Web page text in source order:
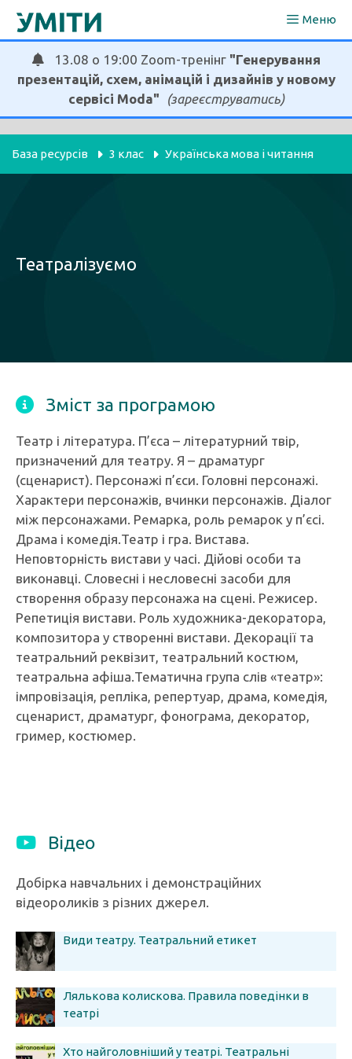
Перейти
Меню
13.08 о 19:00 Zoom-тренінг "Генерування
презентацій, схем, анімацій і дизайнів у новому
сервісі Moda"
(зареєструватись)
База ресурсів 3 клас Українська мова і читання
Театралізуємо
Зміст за програмою
Театр і література. П’єса – літературний твір,
призначений для театру. Я – драматург
(сценарист). Персонажі п’єси. Головні персонажі.
Характери персонажів, вчинки персонажів. Діалог
між персонажами. Ремарка, роль ремарок у п’єсі.
Драма і комедія.Театр і гра. Вистава.
Неповторність вистави у часі. Дійові особи та
виконавці. Словесні і несловесні засоби для
створення образу персонажа на сцені. Режисер.
Репетиція вистави. Роль художника-декоратора,
композитора у створенні вистави. Декорації та
театральний реквізит, театральний костюм,
театральна афіша.Тематична група слів «театр»:
імпровізація, репліка, репертуар, драма, комедія,
сценарист, драматург, фонограма, декоратор,
гример, костюмер.
Відео
Добірка навчальних і демонстраційних
відеороликів з різних джерел.
Види театру. Театральний етикет
Лялькова колискова. Правила поведінки в
театрі
Хто найголовніший у театрі. Театральні